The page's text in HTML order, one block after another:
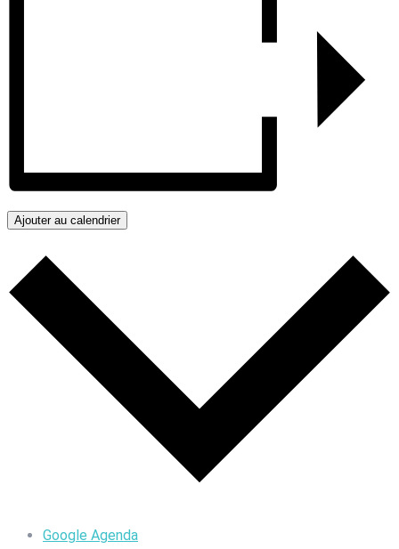
Ajouter au calendrier
Google Agenda